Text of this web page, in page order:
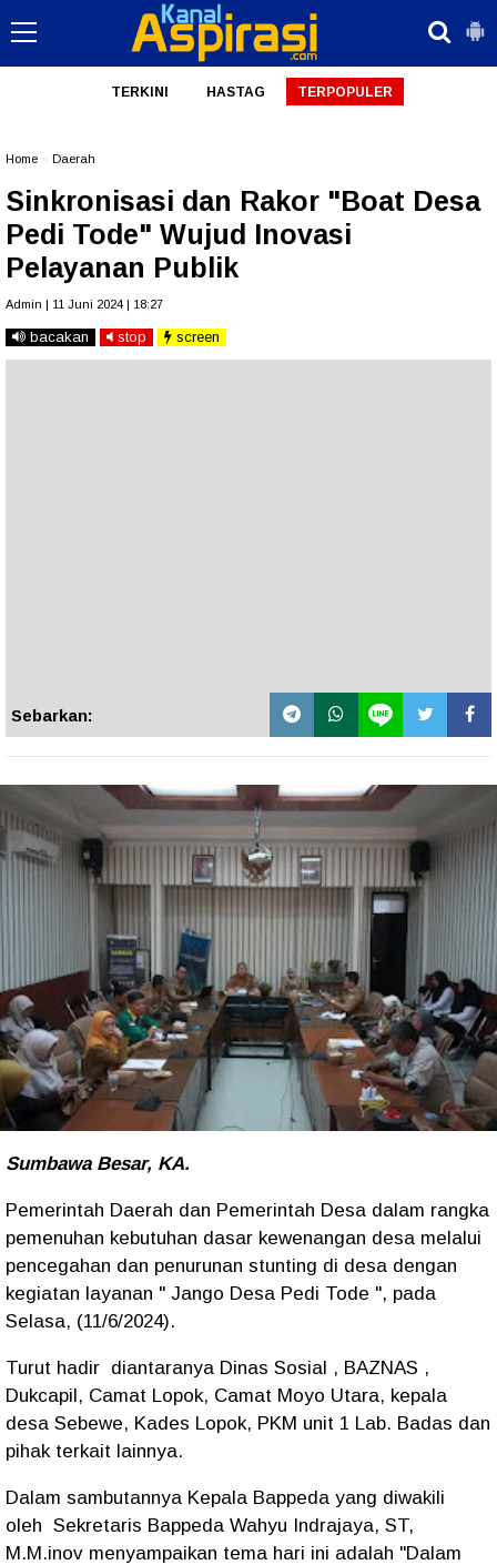
TERKINI HASTAG TERPOPULER
Home Daerah
Sinkronisasi dan Rakor "Boat Desa
Pedi Tode" Wujud Inovasi
Pelayanan Publik
Admin | 11 Juni 2024 | 18:27
bacakan stop screen
Sebarkan:
Sumbawa Besar, KA.
Pemerintah Daerah dan Pemerintah Desa dalam rangka
pemenuhan kebutuhan dasar kewenangan desa melalui
pencegahan dan penurunan stunting di desa dengan
kegiatan layanan " Jango Desa Pedi Tode ", pada
Selasa, (11/6/2024).
Turut hadir diantaranya Dinas Sosial , BAZNAS ,
Dukcapil, Camat Lopok, Camat Moyo Utara, kepala
desa Sebewe, Kades Lopok, PKM unit 1 Lab. Badas dan
pihak terkait lainnya.
Dalam sambutannya Kepala Bappeda yang diwakili
oleh Sekretaris Bappeda Wahyu Indrajaya, ST,
M.M.inov menyampaikan tema hari ini adalah "Dalam